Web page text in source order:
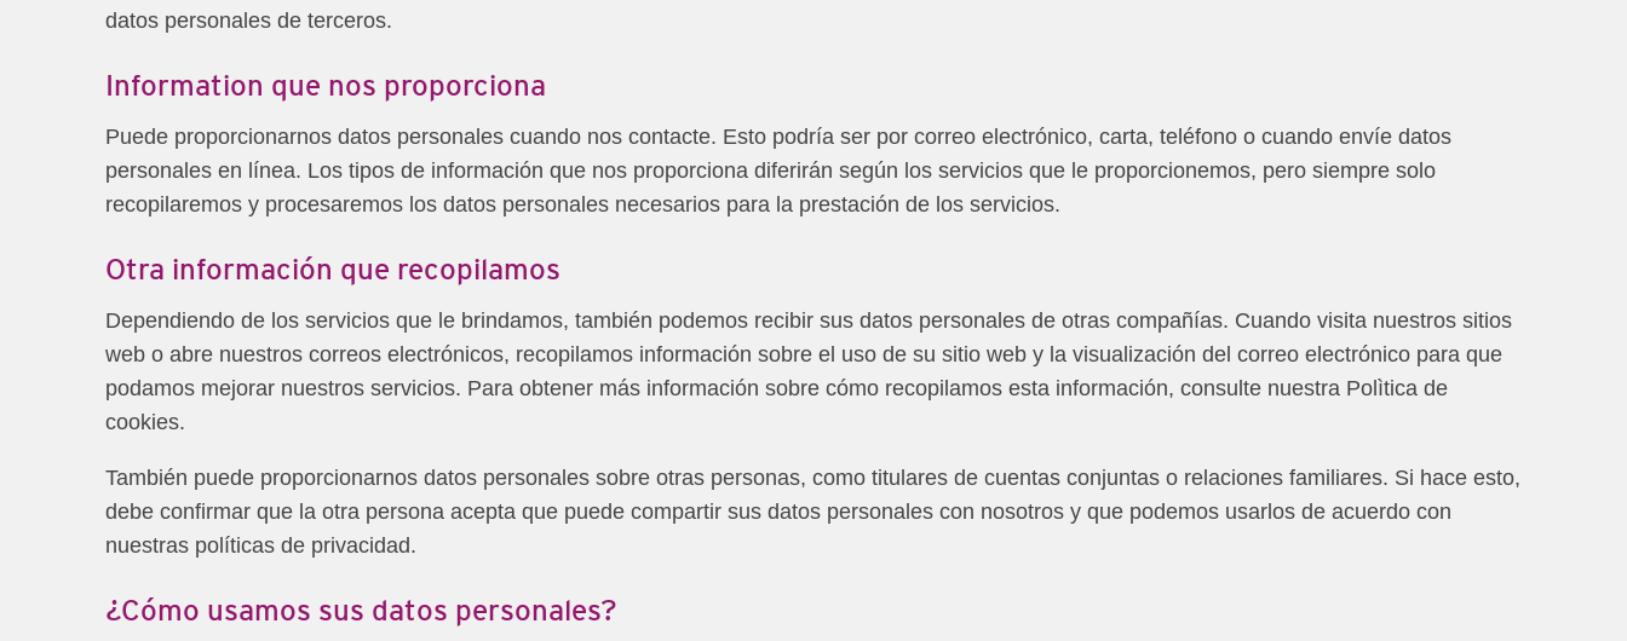
datos personales de terceros.
Information que nos proporciona
Puede proporcionarnos datos personales cuando nos contacte. Esto podría ser por correo electrónico, carta, teléfono o cuando envíe datos
personales en línea. Los tipos de información que nos proporciona diferirán según los servicios que le proporcionemos, pero siempre solo
recopilaremos y procesaremos los datos personales necesarios para la prestación de los servicios.
Otra información que recopilamos
Dependiendo de los servicios que le brindamos, también podemos recibir sus datos personales de otras compañías. Cuando visita nuestros sitios
web o abre nuestros correos electrónicos, recopilamos información sobre el uso de su sitio web y la visualización del correo electrónico para que
podamos mejorar nuestros servicios. Para obtener más información sobre cómo recopilamos esta información, consulte nuestra Polìtica de
cookies.
También puede proporcionarnos datos personales sobre otras personas, como titulares de cuentas conjuntas o relaciones familiares. Si hace esto,
debe confirmar que la otra persona acepta que puede compartir sus datos personales con nosotros y que podemos usarlos de acuerdo con
nuestras políticas de privacidad.
¿Cómo usamos sus datos personales?